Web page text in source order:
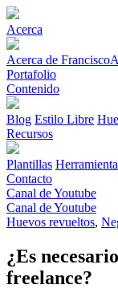
Acerca
Acerca de
Portafolio
Contenido
Blog Estilo Libre
Recursos
Plantillas
Contacto
Canal de Youtube
Canal de Youtube
Huevos revueltos,
¿Es
freelance?